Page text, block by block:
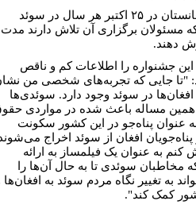
به این ترتیب، جشنواره فیلم مستند افغانستان در ۲۵ اکتبر هر سال در سوئد
مسئولان برگزاری آن تلاش دارند مدت
دهند.
جشنواره را اطلاعات کم و ناقص
"تا جایی که تجربه‌های شخصی من
در سوئد وجود دارد. سوئدی‌ها
و همین مساله باعث شده در مواردی
عنوان پناه‌جو در این کشور سکونت
پناه‌جویان افغان از سوئد اخراج
کنم به عنوان یک فیلمساز به ارائه
مخاطبان سوئدی تا به حال آن‌ها را
به تغییر نگاه مردم سوئد به افغان‌ها
کمک کند".